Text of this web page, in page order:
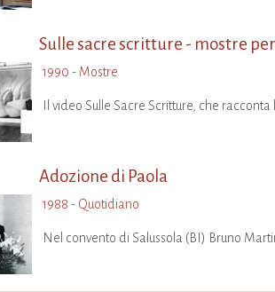
Sulle sacre scritture - mostre
1990 - Mostre
Il video Sulle Sacre Scritture, che
Adozione di Paola
1988 - Quotidiano
Nel convento di Salussola (BI) Bruno